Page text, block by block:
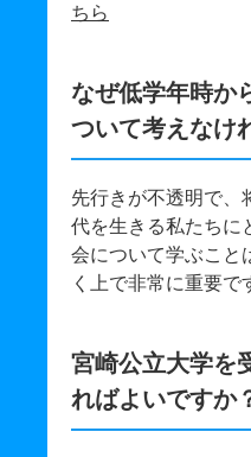
ちら
なぜ低学年時か
ついて考えなけ
先行きが不透明で、
代を生きる私たちに
会について学ぶこと
く上で非常に重要で
宮崎公立大学を
ればよいですか